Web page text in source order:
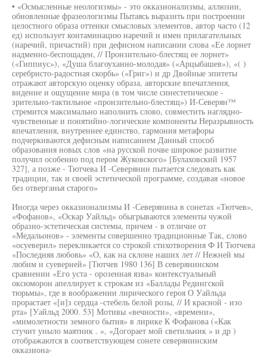
• «Осмысленные неологизмы» - это окказионализмы, аллюзии,
обновленные фразеологизмы Пытаясь выразить при построении
целостного образа оттенки смысловых элементов, автор часто (12
ед) использует контаминацию наречий и имен прилагательных
(наречий, причастий) при дефисном написании слова «Ее лорнет
надменно-беспощаден, // Пронзительно-блестящ ее лорнет»
(«Гиппиус»), «Душа благоуханно-молодая» («Арцыбашев»), «( )
серебристо-радостная скорбь» («Григ») и др Двойные эпитеты
отражают авторскую оценку образа, авторские впечатления,
видение и ощущение мира (в том числе синестетическое -
зрительно-тактильное «пронзительно-блестящ») И-Северян™
стремится максимально наполнить слово, совместить наглядно-
чувственные и понятийно-логические компоненты Неразрывность
впечатления, внутреннее единство, гармония метафоры
подчеркиваются дефисным написанием Данный способ
образования новых слов «на русской почве широкое развитие
получил особенно под пером Жуковского» [Булаховский 1957
327], а позже - Тютчева И -Северянин пытается следовать как
традиции, так и своей эстетической программе, создавая «новое
без отверганья старого»
Иногда через окказионализмы И -Северянина в сонетах «Тютчев»,
«Фофанов», «Оскар Уайльд» обыгрываются элементы чужой
образно-эстетическая системы, причем - в отличие от
«Медальонов» - элементы совершенно традиционные Так, слово
«осуеверил» перекликается со строкой стихотворения Ф И Тютчева
«Последняя любовь» «О, как на склоне наших лет // Нежней мы
любим и суеверней» [Тютчев 1980 136] В северянинском
сравнении «Его уста - орозенная язва» контекстуальный
оксюморон апеллирует к строкам из «Баллады Редингской
тюрьмы», где в воображении лирического героя О Уайльда
прорастает «[и]з сердца -стебель белой розы, // И красной - изо
рта» [Уайльд 2000. 53] Мотивы «вечности», «времени»,
«мимолетности земного бытия» в лирике К Фофанова («Как
стучит уныло маятник . », «Догорает мой светильник » и др )
отображаются в соответствующем сонете северянинским
окказиона-